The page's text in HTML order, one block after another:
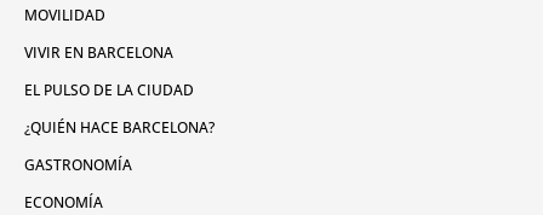
MOVILIDAD
VIVIR EN BARCELONA
EL PULSO DE LA CIUDAD
¿QUIÉN HACE BARCELONA?
GASTRONOMÍA
ECONOMÍA